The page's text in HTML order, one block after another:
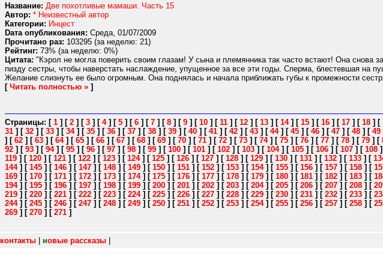
Название: Две похотливые мамаши. Часть 15
Автор: * Неизвестный автор
Категории: Инцест
Dата опубликования: Среда, 01/07/2009
Прочитано раз: 103295 (за неделю: 21)
Рейтинг: 73% (за неделю: 0%)
Цитата: "Кэрол не могла поверить своим глазам! У сына и племянника так часто встают! Она снова
пизду сестры, чтобы наверстать наслаждение, упущенное за все эти годы. Сперма, блестевшая на
Желание слизнуть ее было огромным. Она поднялась и начала приближать губы к промежности
[ Читать полностью » ]
Страницы: [ 1 ] [ 2 ] [ 3 ] [ 4] [ 5 ] [ 6 ] [ 7 ] [ 8 ] [ 9 ] [ 10 ] [ 11 ] [ 12 ] [ 13 ] [ 14] [ 15 ] [ 16 ] [ 17 ] [ 18 ] [
31 ] [ 32 ] [ 33 ] [ 34] [ 35 ] [ 36 ] [ 37 ] [ 38 ] [ 39 ] [ 40 ] [ 41 ] [ 42 ] [ 43 ] [ 44] [ 45 ] [ 46 ] [ 47 ] [ 48 ] [ 49
] [ 62 ] [ 63 ] [ 64] [ 65 ] [ 66 ] [ 67 ] [ 68 ] [ 69 ] [ 70 ] [ 71 ] [ 72 ] [ 73 ] [ 74] [ 75 ] [ 76 ] [ 77 ] [ 78 ] [ 79 ] [
92 ] [ 93 ] [ 94] [ 95 ] [ 96 ] [ 97 ] [ 98 ] [ 99 ] [ 100 ] [ 101 ] [ 102 ] [ 103 ] [ 104] [ 105 ] [ 106 ] [ 107 ] [ 108 ]
119 ] [ 120 ] [ 121 ] [ 122 ] [ 123 ] [ 124] [ 125 ] [ 126 ] [ 127 ] [ 128 ] [ 129 ] [ 130 ] [ 131 ] [ 132 ] [ 133 ] [
144] [ 145 ] [ 146 ] [ 147 ] [ 148 ] [ 149 ] [ 150 ] [ 151 ] [ 152 ] [ 153 ] [ 154] [ 155 ] [ 156 ] [ 157 ] [ 158 ] [
169 ] [ 170 ] [ 171 ] [ 172 ] [ 173 ] [ 174] [ 175 ] [ 176 ] [ 177 ] [ 178 ] [ 179 ] [ 180 ] [ 181 ] [ 182 ] [ 183 ] [
194] [ 195 ] [ 196 ] [ 197 ] [ 198 ] [ 199 ] [ 200 ] [ 201 ] [ 202 ] [ 203 ] [ 204] [ 205 ] [ 206 ] [ 207 ] [ 208 ] [
219 ] [ 220 ] [ 221 ] [ 222 ] [ 223 ] [ 224] [ 225 ] [ 226 ] [ 227 ] [ 228 ] [ 229 ] [ 230 ] [ 231 ] [ 232 ] [ 233 ] [
244] [ 245 ] [ 246 ] [ 247 ] [ 248 ] [ 249 ] [ 250 ] [ 251 ] [ 252 ] [ 253 ] [ 254] [ 255 ] [ 256 ] [ 257 ] [ 258 ] [
269 ] [ 270 ] [ 271 ]
контакты новые рассказы